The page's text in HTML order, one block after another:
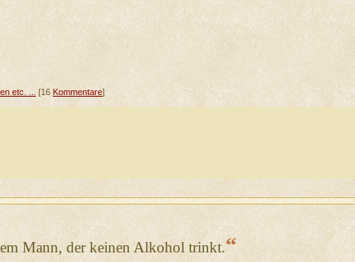
etc. ...
[16Kommentare]
Mann, der keinen Alkohol trinkt.“